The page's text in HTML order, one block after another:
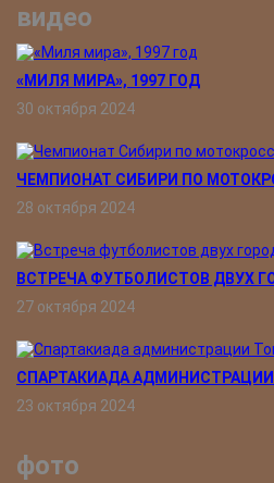
видео
«МИЛЯ МИРА», 1997 ГОД
30 октября 2024
ЧЕМПИОНАТ СИБИРИ ПО
28 октября 2024
ВСТРЕЧА ФУТБОЛИСТОВ ДВУХ
27 октября 2024
СПАРТАКИАДА АДМИНИСТРАЦИИ
23 октября 2024
фото